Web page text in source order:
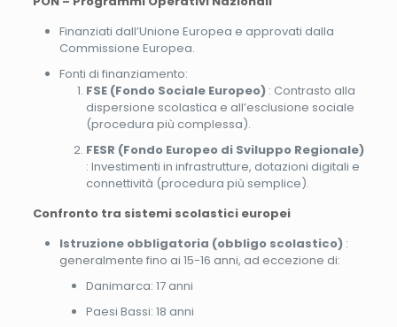
Finanziati dall’Unione Europea e approvati dalla
Commissione Europea.
Fonti di finanziamento:
FSE (Fondo Sociale Europeo) : Contrasto alla
dispersione scolastica e all’esclusione sociale
(procedura più complessa).
FESR (Fondo Europeo di Sviluppo Regionale)
: Investimenti in infrastrutture, dotazioni digitali e
connettività (procedura più semplice).
Confronto tra sistemi scolastici europei
Istruzione obbligatoria (obbligo scolastico) :
generalmente fino ai 15-16 anni, ad eccezione di:
Danimarca: 17 anni
Paesi Bassi: 18 anni